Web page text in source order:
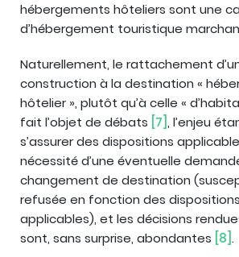
hébergements hôteliers sont une
d’hébergement touristique
Naturellement, le rattachement
construction à la destination «
hôtelier », plutôt qu’à celle «
fait l’objet de débats [7] , l’enjeu
s’assurer des dispositions
nécessité d’une éventuelle
changement de destination
refusée en fonction des dispositions
applicables), et les décisions
sont, sans surprise, abondantes [8] .